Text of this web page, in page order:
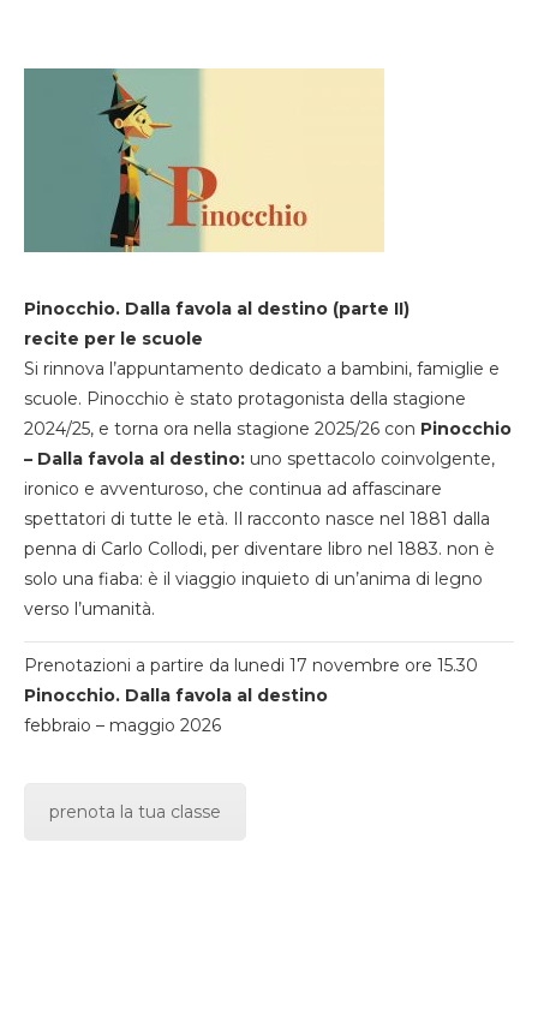
Pinocchio. Dalla favola al destino (parte II)
recite per le scuole
Si rinnova l’appuntamento dedicato a bambini, famiglie e
scuole. Pinocchio è stato protagonista della stagione
2024/25, e torna ora nella stagione 2025/26 con Pinocchio
– Dalla favola al destino: uno spettacolo coinvolgente,
ironico e avventuroso, che continua ad affascinare
spettatori di tutte le età. Il racconto nasce nel 1881 dalla
penna di Carlo Collodi, per diventare libro nel 1883. non è
solo una fiaba: è il viaggio inquieto di un’anima di legno
verso l’umanità.
Prenotazioni a partire da lunedi 17 novembre ore 15.30
Pinocchio. Dalla favola al destino
febbraio – maggio 2026
prenota la tua classe